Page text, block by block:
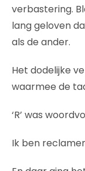
verbastering.
lang geloven
als de ander.
Het dodelijke
waarmee de
‘R’ was
Ik ben